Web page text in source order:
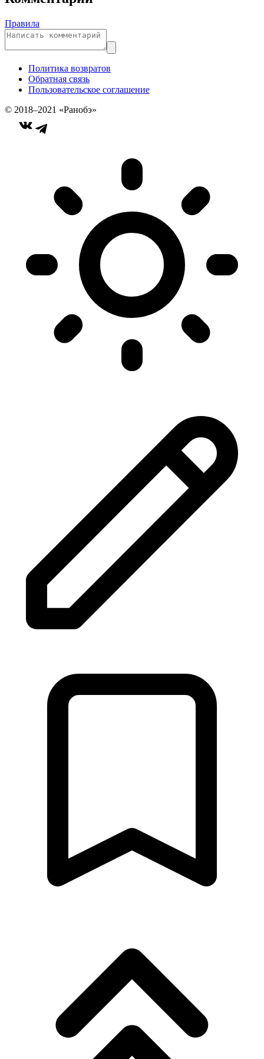
Правила
Политика возвратов
Обратная связь
Пользовательское соглашение
© 2018–2021 «Ранобэ»